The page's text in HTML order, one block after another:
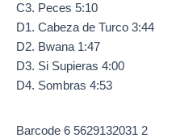
C3. Peces 5:10
D1. Cabeza de Turco 3:44
D2. Bwana 1:47
D3. Si Supieras 4:00
D4. Sombras 4:53
Barcode 6 5629132031 2